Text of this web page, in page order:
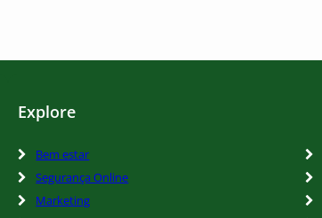
Explore
Bem estar
Segurança Online
Marketing